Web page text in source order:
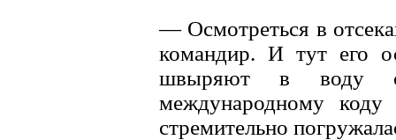
— Осмотреться в
командир. И тут его
швыряют в воду
международному
стремительно